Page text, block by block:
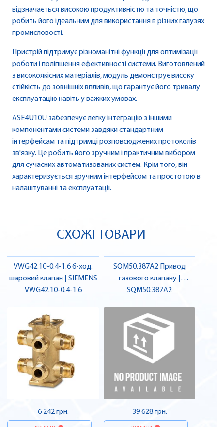
відзначається високою продуктивністю та точністю, що
робить його ідеальним для використання в різних галузях
промисловості.
Пристрій підтримує різноманітні функції для оптимізації
роботи і поліпшення ефективності системи. Виготовлений
з високоякісних матеріалів, модуль демонструє високу
стійкість до зовнішніх впливів, що гарантує його тривалу
експлуатацію навіть у важких умовах.
ASE4U10U забезпечує легку інтеграцію з іншими
компонентами системи завдяки стандартним
інтерфейсам та підтримці розповсюджених протоколів
зв'язку. Це робить його зручним і практичним вибором
для сучасних автоматизованих систем. Крім того, він
характеризується зручним інтерфейсом та простотою в
налаштуванні та експлуатації.
СХОЖІ ТОВАРИ
VWG42.10-0.4-1.6 6-ход.
шаровий клапан | SIEMENS
VWG42.10-0.4-1.6
6 242 грн.
SQM50.387A2 Привод
газового клапану |
SIEMENS
SQM50.387A2
39 628 грн.